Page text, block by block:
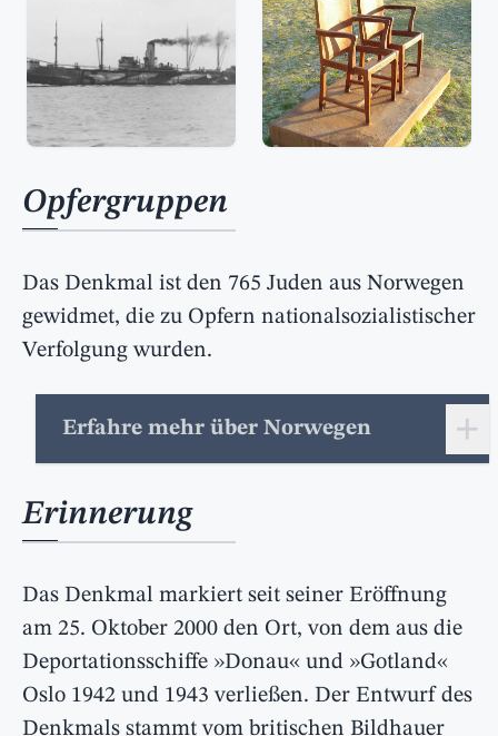
Opfergruppen
Das Denkmal ist den 765 Juden aus Norwegen
gewidmet, die zu Opfern nationalsozialistischer
Verfolgung wurden.
Erfahre mehr über Norwegen +
Erinnerung
Das Denkmal markiert seit seiner Eröffnung
am 25. Oktober 2000 den Ort, von dem aus die
Deportationsschiffe »Donau« und »Gotland«
Oslo 1942 und 1943 verließen. Der Entwurf des
Denkmals stammt vom britischen Bildhauer